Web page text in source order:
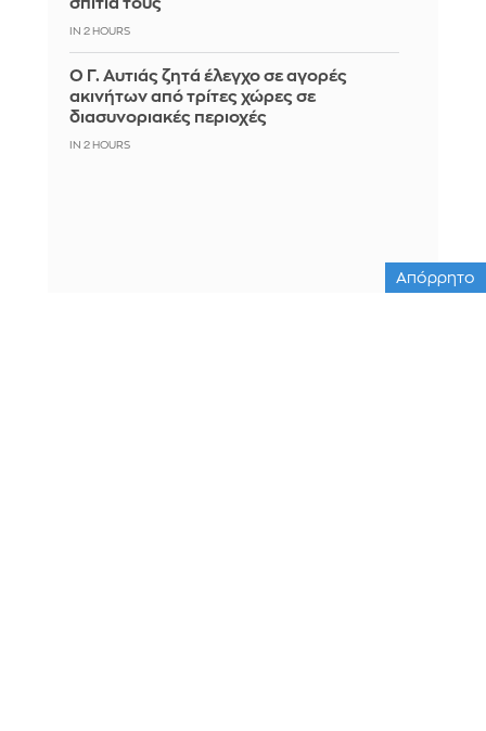
σπίτια τους
IN 2 HOURS
Ο Γ. Αυτιάς ζητά έλεγχο σε αγορές
ακινήτων από τρίτες χώρες σε
διασυνοριακές περιοχές
IN 2 HOURS
Απόρρητο